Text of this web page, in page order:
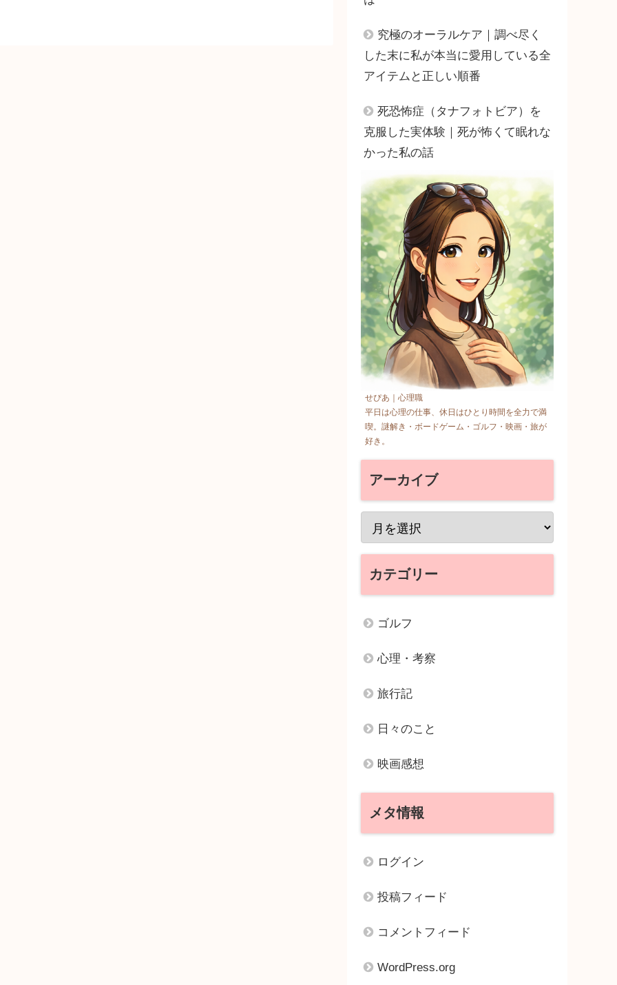
究極のオーラルケア｜調べ尽く
した末に私が本当に愛用している全
アイテムと正しい順番
死恐怖症（タナフォトビア）を
克服した実体験｜死が怖くて眠れな
かった私の話
せぴあ｜心理職
平日は心理の仕事、休日はひとり時間を全力で満
喫。謎解き・ボードゲーム・ゴルフ・映画・旅が
好き。
アーカイブ
カテゴリー
ゴルフ
心理・考察
旅行記
日々のこと
映画感想
メタ情報
ログイン
投稿フィード
コメントフィード
WordPress.org